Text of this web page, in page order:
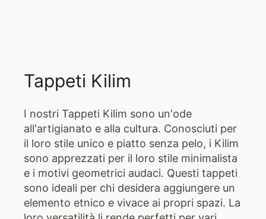
Tappeti Kilim
I nostri Tappeti Kilim sono un'ode
all'artigianato e alla cultura. Conosciuti per
il loro stile unico e piatto senza pelo, i Kilim
sono apprezzati per il loro stile minimalista
e i motivi geometrici audaci. Questi tappeti
sono ideali per chi desidera aggiungere un
elemento etnico e vivace ai propri spazi. La